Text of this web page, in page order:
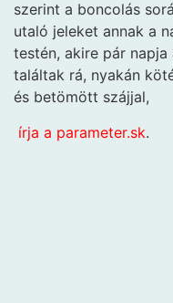
szerint a boncolás
utaló jeleket annak a
testén, akire pár
találtak rá, nyakán
és betömött szájjal,
írja a parameter.sk.